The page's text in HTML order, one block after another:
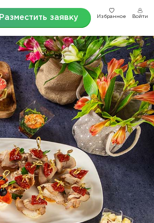
Разместить заявку Избранное Войти